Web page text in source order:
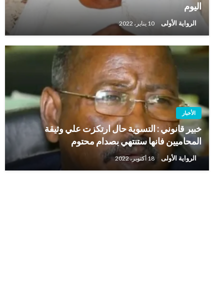
اليوم
الرواية الأولى 10 يناير، 2022
الأخبار
خبير قانوني : التسوية حال ارتكزت علي وثيقة
المحاميين فانها ستنتهي بصدام محتوم
الرواية الأولى 18 أكتوبر، 2022